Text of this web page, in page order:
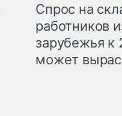
Спрос на
работников
зарубежья к
может